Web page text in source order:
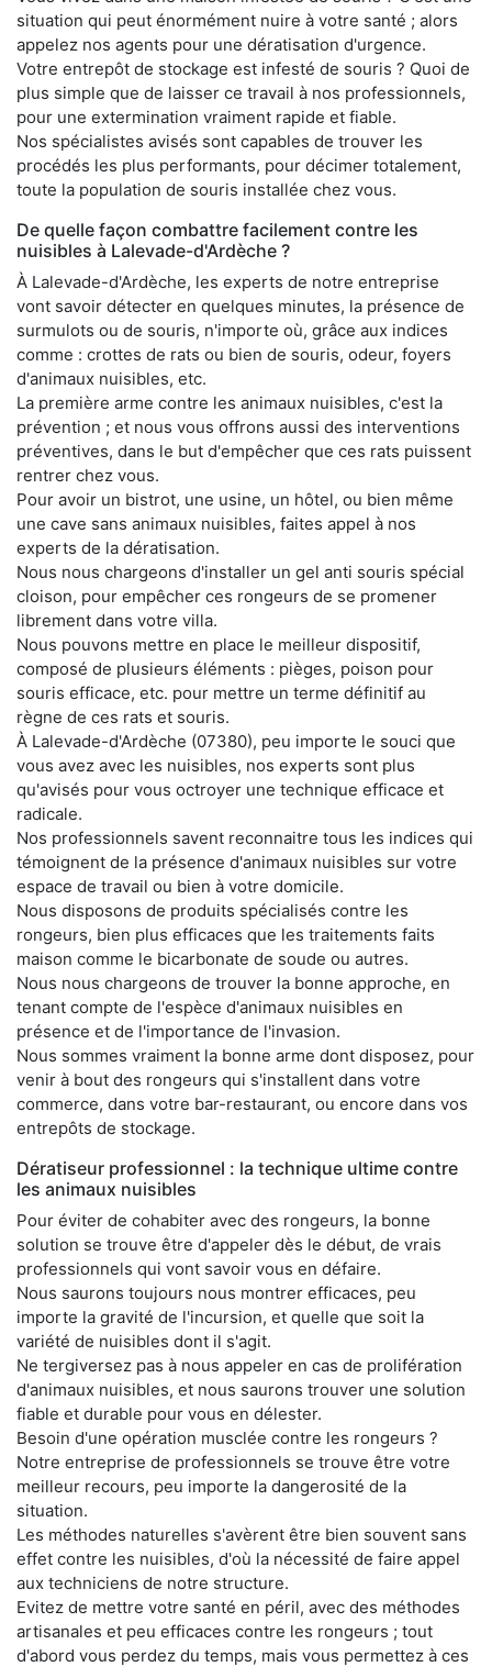
situation qui peut énormément nuire à votre santé ; alors
appelez nos agents pour une dératisation d'urgence.
Votre entrepôt de stockage est infesté de souris ? Quoi de
plus simple que de laisser ce travail à nos professionnels,
pour une extermination vraiment rapide et fiable.
Nos spécialistes avisés sont capables de trouver les
procédés les plus performants, pour décimer totalement,
toute la population de souris installée chez vous.
De quelle façon combattre facilement contre les
nuisibles à Lalevade-d'Ardèche ?
À Lalevade-d'Ardèche, les experts de notre entreprise
vont savoir détecter en quelques minutes, la présence de
surmulots ou de souris, n'importe où, grâce aux indices
comme : crottes de rats ou bien de souris, odeur, foyers
d'animaux nuisibles, etc.
La première arme contre les animaux nuisibles, c'est la
prévention ; et nous vous offrons aussi des interventions
préventives, dans le but d'empêcher que ces rats puissent
rentrer chez vous.
Pour avoir un bistrot, une usine, un hôtel, ou bien même
une cave sans animaux nuisibles, faites appel à nos
experts de la dératisation.
Nous nous chargeons d'installer un gel anti souris spécial
cloison, pour empêcher ces rongeurs de se promener
librement dans votre villa.
Nous pouvons mettre en place le meilleur dispositif,
composé de plusieurs éléments : pièges, poison pour
souris efficace, etc. pour mettre un terme définitif au
règne de ces rats et souris.
À Lalevade-d'Ardèche (07380), peu importe le souci que
vous avez avec les nuisibles, nos experts sont plus
qu'avisés pour vous octroyer une technique efficace et
radicale.
Nos professionnels savent reconnaitre tous les indices qui
témoignent de la présence d'animaux nuisibles sur votre
espace de travail ou bien à votre domicile.
Nous disposons de produits spécialisés contre les
rongeurs, bien plus efficaces que les traitements faits
maison comme le bicarbonate de soude ou autres.
Nous nous chargeons de trouver la bonne approche, en
tenant compte de l'espèce d'animaux nuisibles en
présence et de l'importance de l'invasion.
Nous sommes vraiment la bonne arme dont disposez, pour
venir à bout des rongeurs qui s'installent dans votre
commerce, dans votre bar-restaurant, ou encore dans vos
entrepôts de stockage.
Dératiseur professionnel : la technique ultime contre
les animaux nuisibles
Pour éviter de cohabiter avec des rongeurs, la bonne
solution se trouve être d'appeler dès le début, de vrais
professionnels qui vont savoir vous en défaire.
Nous saurons toujours nous montrer efficaces, peu
importe la gravité de l'incursion, et quelle que soit la
variété de nuisibles dont il s'agit.
Ne tergiversez pas à nous appeler en cas de prolifération
d'animaux nuisibles, et nous saurons trouver une solution
fiable et durable pour vous en délester.
Besoin d'une opération musclée contre les rongeurs ?
Notre entreprise de professionnels se trouve être votre
meilleur recours, peu importe la dangerosité de la
situation.
Les méthodes naturelles s'avèrent être bien souvent sans
effet contre les nuisibles, d'où la nécessité de faire appel
aux techniciens de notre structure.
Evitez de mettre votre santé en péril, avec des méthodes
artisanales et peu efficaces contre les rongeurs ; tout
d'abord vous perdez du temps, mais vous permettez à ces